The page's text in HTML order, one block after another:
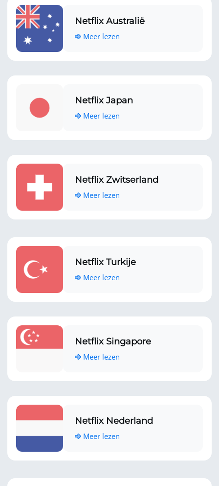
Netflix Australië
Meer lezen
Netflix Japan
Meer lezen
Netflix Zwitserland
Meer lezen
Netflix Turkije
Meer lezen
Netflix Singapore
Meer lezen
Netflix Nederland
Meer lezen